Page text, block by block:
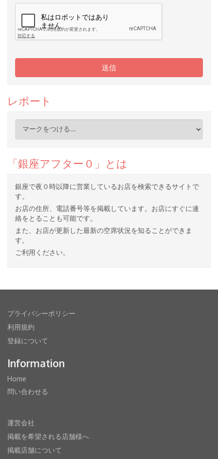
送信
レポート
「銀座アフター０」とは
銀座で夜０時以降に営業しているお店を検索できるサイトで
す。
お店の住所、電話番号等を掲載しています。お店にすぐに連
絡をとることも可能です。
また、お店が更新した最新の空席状況を知ることができま
す。
ご利用ください。
プライバシーポリシー
利用規約
登録について
Information
Home
問い合わせる
運営会社
掲載を希望される店舗様へ
掲載店舗について